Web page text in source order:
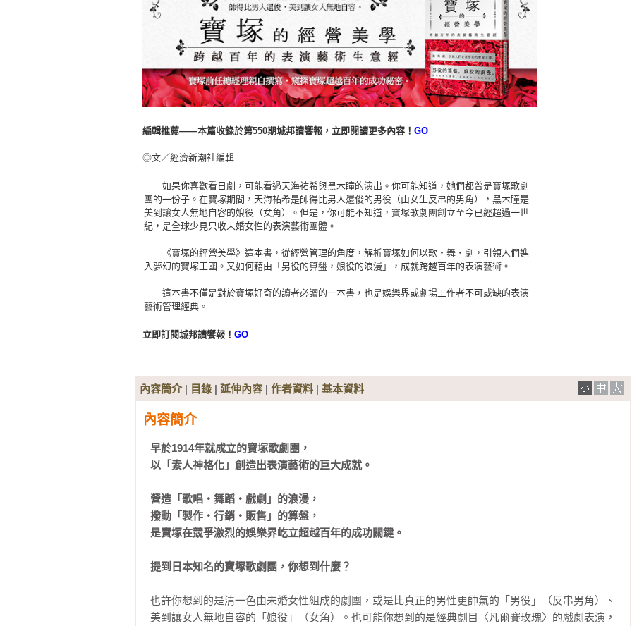
編輯推薦——本篇收錄於第550期城邦讀饗報，立即閱讀更多內容！ GO
◎文／經濟新潮社編輯
如果你喜歡看日劇，可能看過天海祐希與黑木瞳的演出。你可能知道，她們都曾是寶塚歌劇
團的一份子。在寶塚期間，天海祐希是帥得比男人還俊的男役（由女生反串的男角），黑木瞳是
美到讓女人無地自容的娘役（女角）。但是，你可能不知道，寶塚歌劇團創立至今已經超過一世
紀，是全球少見只收未婚女性的表演藝術團體。
《寶塚的經營美學》這本書，從經營管理的角度，解析寶塚如何以歌‧舞‧劇，引領人們進
入夢幻的寶塚王國。又如何藉由「男役的算盤，娘役的浪漫」，成就跨越百年的表演藝術。
這本書不僅是對於寶塚好奇的讀者必讀的一本書，也是娛樂界或劇場工作者不可或缺的表演
藝術管理經典。
立即訂閱城邦讀饗報！ GO
內容簡介| 目錄 | 延伸內容 | 作者資料 | 基本資料
內容簡介
早於1914年就成立的寶塚歌劇團，
以「素人神格化」創造出表演藝術的巨大成就。
營造「歌唱‧舞蹈‧戲劇」的浪漫，
撥動「製作‧行銷‧販售」的算盤，
是寶塚在競爭激烈的娛樂界屹立超越百年的成功關鍵。
提到日本知名的寶塚歌劇團，你想到什麼？
也許你想到的是清一色由未婚女性組成的劇團，或是比真正的男性更帥氣的「男役」（反串男角）、
美到讓女人無地自容的「娘役」（女角）。也可能你想到的是經典劇目〈凡爾賽玫瑰〉的戲劇表演，